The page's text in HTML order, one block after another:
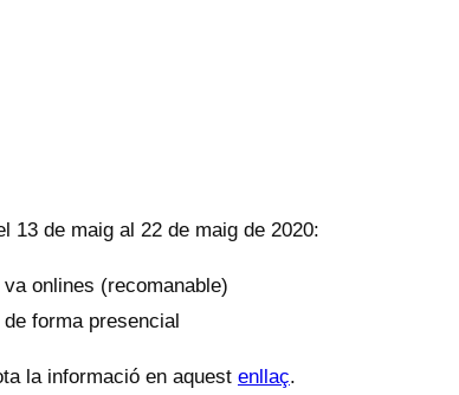
13 de maig al 22 de maig de 2020:
onlines (recomanable)
forma presencial
la informació en aquest enllaç.